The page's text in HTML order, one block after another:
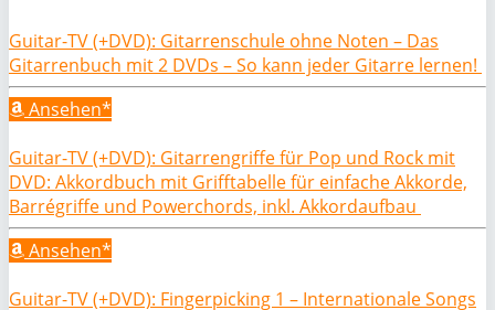
Guitar-TV (+DVD): Gitarrenschule ohne Noten – Das
Gitarrenbuch mit 2 DVDs – So kann jeder Gitarre lernen!
Ansehen*
Guitar-TV (+DVD): Gitarrengriffe für Pop und Rock mit
DVD: Akkordbuch mit Grifftabelle für einfache Akkorde,
Barrégriffe und Powerchords, inkl. Akkordaufbau
Ansehen*
Guitar-TV (+DVD): Fingerpicking 1 – Internationale Songs